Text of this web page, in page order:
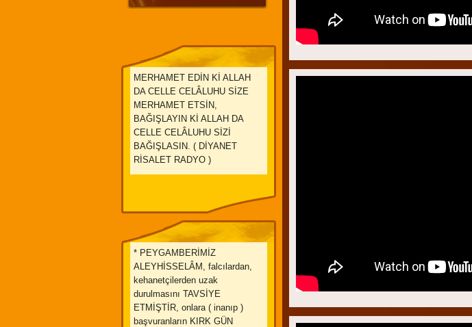
MERHAMET EDİN Kİ ALLAH
DA CELLE CELÂLUHU SİZE
MERHAMET ETSİN,
BAĞIŞLAYIN Kİ ALLAH DA
CELLE CELÂLUHU SİZİ
BAĞIŞLASIN. ( DİYANET
RİSALET RADYO )
* PEYGAMBERİMİZ
ALEYHİSSELÂM, falcılardan,
kehanetçilerden uzak
durulmasını TAVSİYE
ETMİŞTİR, onlara ( inanıp )
başvuranların KIRK GÜN